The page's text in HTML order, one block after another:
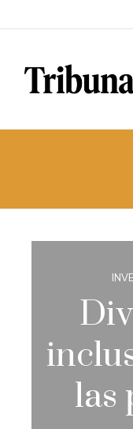
las